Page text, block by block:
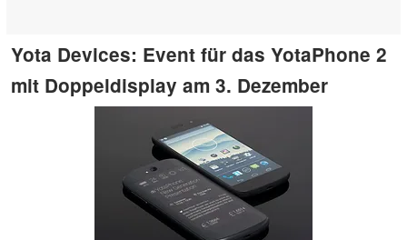
Yota Devices: Event für das YotaPhone 2
mit Doppeldisplay am 3. Dezember